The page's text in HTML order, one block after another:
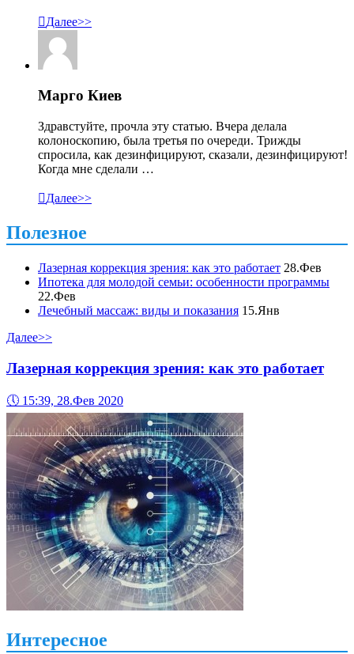
Далее>>
Марго Киев
Здравстуйте, прочла эту статью. Вчера делала
колоноскопию, была третья по очереди. Трижды
спросила, как дезинфицируют, сказали, дезинфицируют!
Когда мне сделали …
Далее>>
Полезное
Лазерная коррекция зрения: как это работает 28.Фев
Ипотека для молодой семьи: особенности программы
22.Фев
Лечебный массаж: виды и показания 15.Янв
Далее>>
Лазерная коррекция зрения: как это работает
🕔 15:39, 28.Фев 2020
Интересное